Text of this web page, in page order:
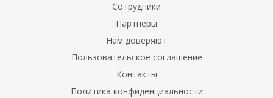
Сотрудники
Партнеры
Нам доверяют
Пользовательское соглашение
Контакты
Политика конфиденциальности